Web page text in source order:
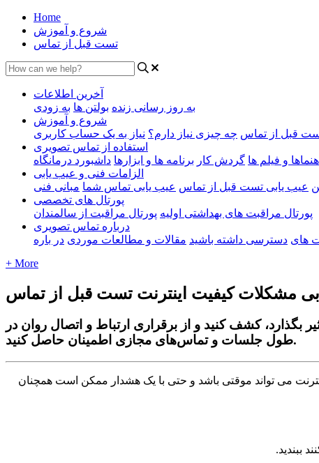
Home
شروع و آموزش
تست قبل از تماس
آخرین اطلاعات
به روز رسانی زنده بولتن ها به زودی
شروع و آموزش
قبل از تماس چه چیزی نیاز دارم؟ نیاز به یک حساب کاربری
استفاده از تماس تصویری
و فیلم ها گردش کار برنامه ها و ابزارها داشبورد درمانگاه
الزامات فنی و عیب یابی
عیب یابی تست قبل از تماس عیب یابی تماس شما مبانی فنی
پورتال های تخصصی
پورتال مراقبت های بهداشتی اولیه پورتال مراقبت از سالمندان
درباره تماس تصویری
های دسترسی داشته باشید مقالات و مطالعات موردی در باره
+ More
مشکلات کیفیت اینترنت تست قبل از تماس
کشف کنید و از برقراری ارتباط و اتصال روان در
طول جلسات و تماس‌های مجازی اطمینان حاصل کنید.
تر نت می تو ند موقتی باشد و حتی با یک هشد ر ممکن ست همچنان
نند ببندید.